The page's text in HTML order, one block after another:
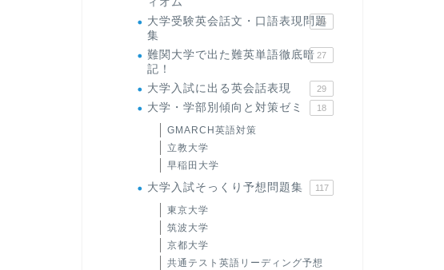
大学受験英会話文・口語表現問題
集
35
難関大学で出た難英単語徹底暗
記！
27
大学入試に出る英会話表現 29
大学・学部別傾向と対策ゼミ 18
GMARCH英語対策
立教大学
早稲田大学
大学入試そっくり予想問題集 117
東京大学
筑波大学
京都大学
共通テスト英語リーディング予想